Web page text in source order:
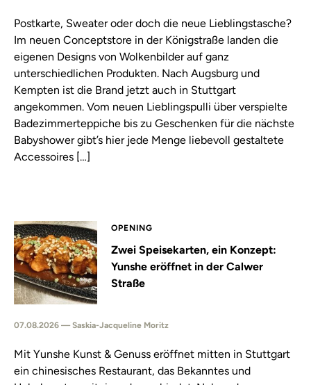
Postkarte, Sweater oder doch die neue Lieblingstasche?
Im neuen Conceptstore in der Königstraße landen die
eigenen Designs von Wolkenbilder auf ganz
unterschiedlichen Produkten. Nach Augsburg und
Kempten ist die Brand jetzt auch in Stuttgart
angekommen. Vom neuen Lieblingspulli über verspielte
Badezimmerteppiche bis zu Geschenken für die nächste
Babyshower gibt’s hier jede Menge liebevoll gestaltete
Accessoires […]
OPENING
Zwei Speisekarten, ein Konzept:
Yunshe eröffnet in der Calwer
Straße
07.08.2026 — Saskia-Jacqueline Moritz
Mit Yunshe Kunst & Genuss eröffnet mitten in Stuttgart
ein chinesisches Restaurant, das Bekanntes und